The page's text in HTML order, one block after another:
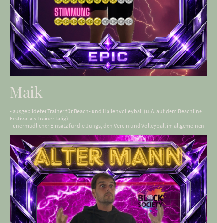
Maik
- ausgebildeter Trainer für Beach- und Hallenvolleyball (u.A. auf dem Beachline
Festival als Trainer tätig)
- unermüdlicher Einsatz für die Jungs, den Verein und Volleyball im allgemeinen